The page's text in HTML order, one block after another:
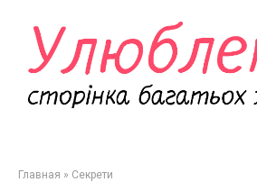
контенту
Главная » Секрети